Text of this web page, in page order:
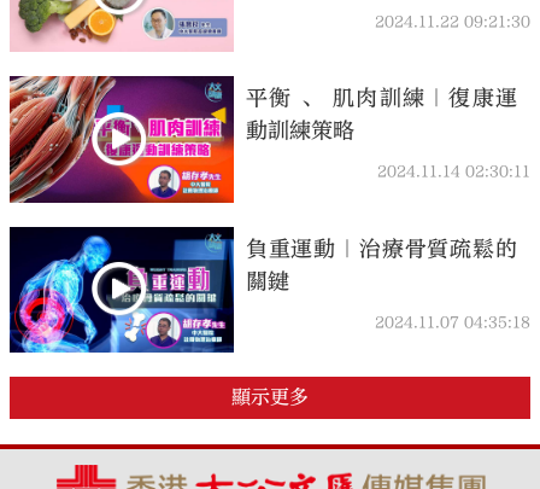
2024.11.22 09:21:30
平衡 、 肌肉訓練｜復康運
動訓練策略
2024.11.14 02:30:11
負重運動｜治療骨質疏鬆的
關鍵
2024.11.07 04:35:18
顯示更多